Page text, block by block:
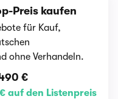
Preis kaufen
für Kauf,
ohne Verhandeln.
€
auf den Listenpreis